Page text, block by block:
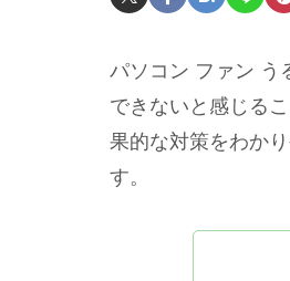
パソコン ファン う
できないと感じる
果的な対策をわか
す。